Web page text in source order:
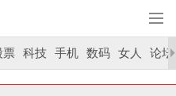
票 科技 手机 数码 女人 论坛